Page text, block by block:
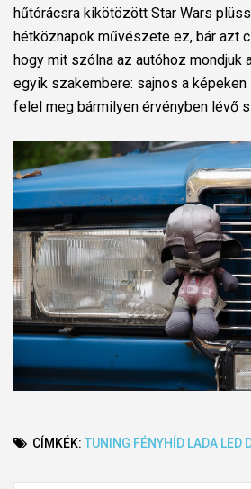
hűtórácsra kikötözött Star Wars
hétköznapok művészete ez, bár azt
hogy mit szólna az autóhoz mondjuk
egyik szakembere: sajnos a
felel meg bármilyen érvényben lévő
CÍMKÉK: TUNING FÉNYHÍD LADA LED